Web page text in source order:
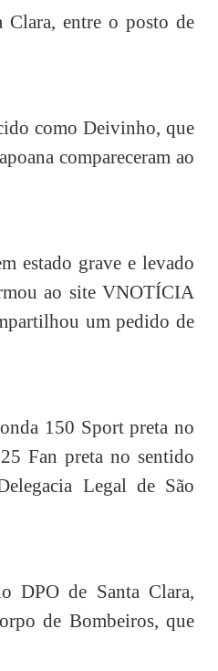
entre o posto de
como Deivinho, que
compareceram ao
estado grave e levado
ao site VNOTÍCIA
um pedido de
150 Sport preta no
Fan preta no sentido
Legal de São
DPO de Santa Clara,
de Bombeiros, que